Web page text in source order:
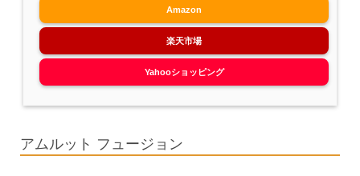
Amazon
楽天市場
Yahooショッピング
アムルット フュージョン